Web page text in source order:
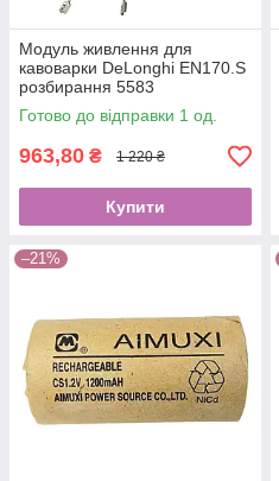
Модуль живлення для
кавоварки DeLonghi EN170.S
розбирання 5583
Готово до відправки 1 од.
963,80 ₴ 1 220 ₴
Купити
–21%